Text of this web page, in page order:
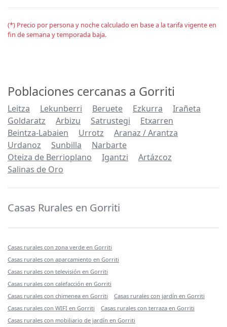
(*) Precio por persona y noche calculado en base a la tarifa vigente en
fin de semana y temporada baja.
Poblaciones cercanas a Gorriti
Leitza Lekunberri Beruete Ezkurra
Irañeta
Goldaratz
Arbizu Satrustegi
Etxarren
Beintza-Labaien
Urrotz
Aranaz / Arantza
Urdanoz
Sunbilla
Narbarte
Oteiza de Berrioplano
Igantzi
Artázcoz
Salinas de Oro
Casas Rurales en Gorriti
Casas rurales con zona verde en Gorriti
Casas rurales con aparcamiento en Gorriti
Casas rurales con televisión en Gorriti
Casas rurales con calefacción en Gorriti
Casas rurales con chimenea en Gorriti
Casas rurales con jardín en Gorriti
Casas rurales con WIFI en Gorriti
Casas rurales con terraza en Gorriti
Casas rurales con mobiliario de jardín en Gorriti